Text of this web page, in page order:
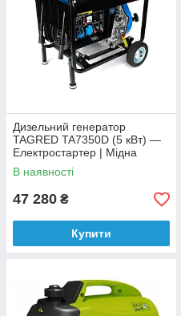
Дизельний генератор
TAGRED TA7350D (5 кВт) —
Електростартер | Мідна
обмотка
В наявності
47 280 ₴
Купити